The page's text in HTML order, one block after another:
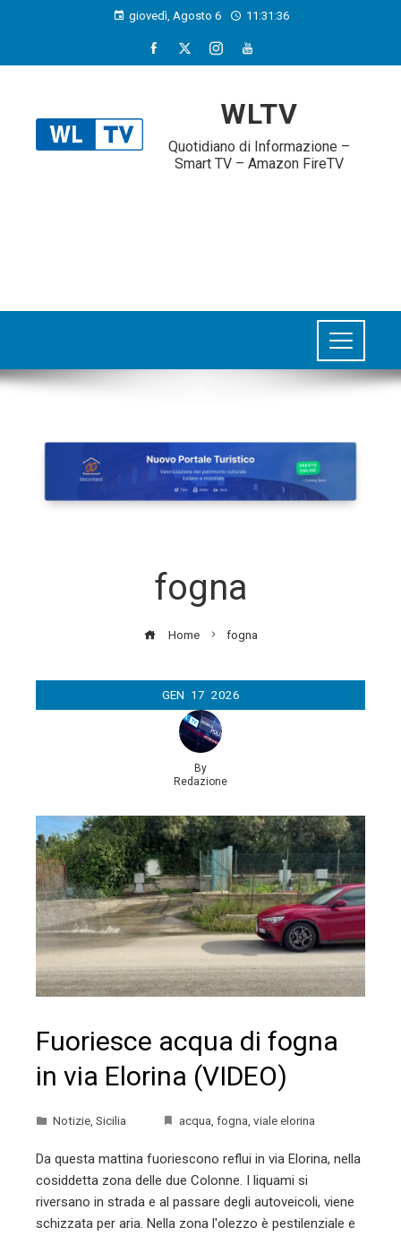
giovedì, Agosto 6 11:31:37
WLTV
Quotidiano di Informazione –
Smart TV – Amazon FireTV
fogna
Home fogna
GEN 17 2026
By
Redazione
Fuoriesce acqua di fogna
in via Elorina (VIDEO)
Notizie, Sicilia acqua, fogna, viale elorina
Da questa mattina fuoriescono reflui in via Elorina, nella
cosiddetta zona delle due Colonne. I liquami si
riversano in strada e al passare degli autoveicoli, viene
schizzata per aria. Nella zona l'olezzo è pestilenziale e